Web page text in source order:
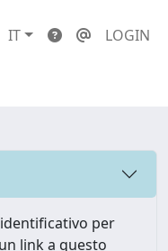
IT LOGIN
per
link a questo